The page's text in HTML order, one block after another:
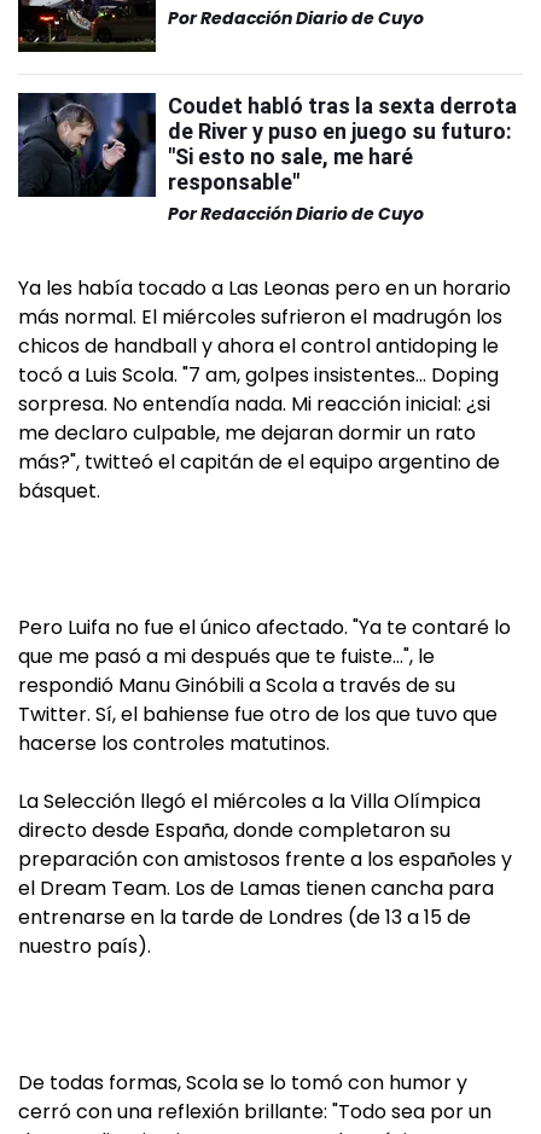
PorRedacción Diario de Cuyo
Coudet habló tras la sexta derrota
de River y puso en juego su futuro:
"Si esto no sale, me haré
responsable"
PorRedacción Diario de Cuyo
Ya les había tocado a Las Leonas pero en un horario
más normal. El miércoles sufrieron el madrugón los
chicos de handball y ahora el control antidoping le
tocó a Luis Scola. "7 am, golpes insistentes… Doping
sorpresa. No entendía nada. Mi reacción inicial: ¿si
me declaro culpable, me dejaran dormir un rato
más?", twitteó el capitán de el equipo argentino de
básquet.
Pero Luifa no fue el único afectado. "Ya te contaré lo
que me pasó a mi después que te fuiste…", le
respondió Manu Ginóbili a Scola a través de su
Twitter. Sí, el bahiense fue otro de los que tuvo que
hacerse los controles matutinos.
La Selección llegó el miércoles a la Villa Olímpica
directo desde España, donde completaron su
preparación con amistosos frente a los españoles y
el Dream Team. Los de Lamas tienen cancha para
entrenarse en la tarde de Londres (de 13 a 15 de
nuestro país).
De todas formas, Scola se lo tomó con humor y
cerró con una reflexión brillante: "Todo sea por un